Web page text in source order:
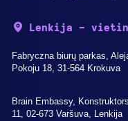
Lenkija -
Fabryczna biurų parkas,
Pokoju 18, 31-564 Krokuva
Brain Embassy,
11, 02-673 Varšuva, Lenkija